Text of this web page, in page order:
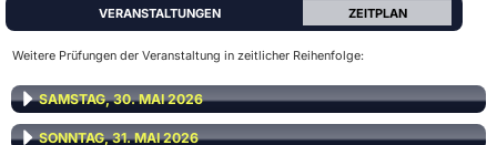
VERANSTALTUNGEN ZEITPLAN
Weitere Prüfungen der Veranstaltung in zeitlicher Reihenfolge:
SAMSTAG, 30. MAI 2026
SONNTAG, 31. MAI 2026